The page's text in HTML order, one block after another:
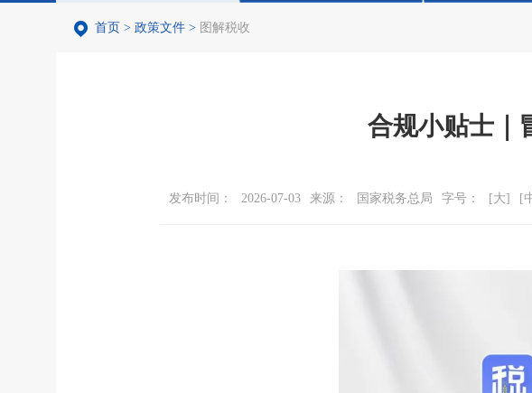
首页 > 政策文件 > 图解税收
合规小贴士｜
发布时间： 2026-07-03 来源： 国家税务总局 字号： [大] [